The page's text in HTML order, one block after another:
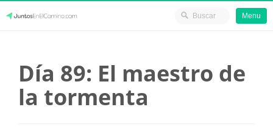
content
Menu
Día 89: El maestro de
la tormenta